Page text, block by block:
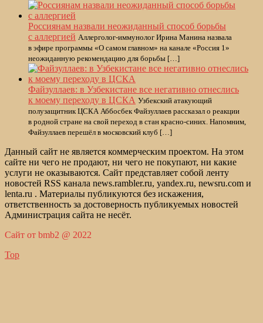
Россиянам назвали неожиданный способ борьбы
с аллергией Аллерголог-иммунолог Ирина Манина назвала
в эфире программы «О самом главном» на канале «Россия 1»
неожиданную рекомендацию для борьбы […]
Файзуллаев: в Узбекистане все негативно отнеслись
к моему переходу в ЦСКА Узбекский атакующий
полузащитник ЦСКА Аббосбек Файзуллаев рассказал о реакции
в родной стране на свой переход в стан красно-синих. Напомним,
Файзуллаев перешёл в московский клуб […]
Данный сайт не является коммерческим проектом. На этом
сайте ни чего не продают, ни чего не покупают, ни какие
услуги не оказываются. Сайт представляет собой ленту
новостей RSS канала news.rambler.ru, yandex.ru, newsru.com и
lenta.ru . Материалы публикуются без искажения,
ответственность за достоверность публикуемых новостей
Администрация сайта не несёт.
Сайт от bmb2 @ 2022
Top